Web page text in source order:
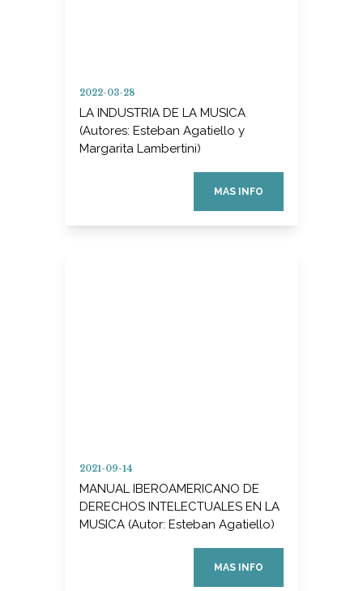
2022-03-28
LA INDUSTRIA DE LA MUSICA
(Autores: Esteban Agatiello y
Margarita Lambertini)
MAS INFO
2021-09-14
MANUAL IBEROAMERICANO DE
DERECHOS INTELECTUALES EN LA
MUSICA (Autor: Esteban Agatiello)
MAS INFO